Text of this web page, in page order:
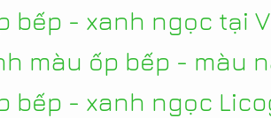
bếp - xanh ngọc tại
màu ốp bếp - màu
bếp - xanh ngọc